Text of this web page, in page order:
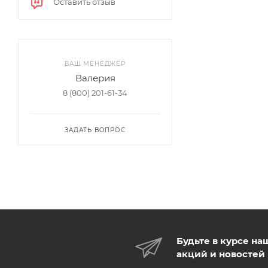
ВАШ МЕНЕДЖЕР
Валерия
8 (800) 201-61-34
ЗАДАТЬ ВОПРОС
Будьте в курсе
акций и новостей